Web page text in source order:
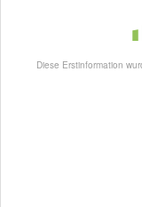
Diese Erstinformation